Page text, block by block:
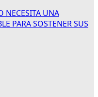
NECESITA UNA
PARA SOSTENER SUS